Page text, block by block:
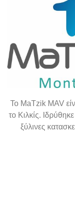
To MaTzik MAV
το Κιλκίς.
ξύλινες